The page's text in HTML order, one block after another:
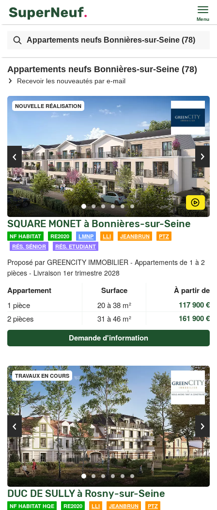
Menu
Appartements neufs Bonnières-sur-Seine (78)
Appartements neufs Bonnières-sur-Seine (78)
Recevoir les nouveautés par e-mail
NOUVELLE RÉALISATION
SQUARE MONET à Bonnières-sur-Seine
NF HABITAT RE2020 LMNP LLI JEANBRUN
PTZ
RÉS. SÉNIOR
RÉS. ETUDIANT
Proposé par GREENCITY IMMOBILIER - Appartements de 1 à 2
pièces - Livraison 1er trimestre 2028
Appartement Surface À partir de
1 pièce 20 à 38 m² 117 900 €
2 pièces 31 à 46 m²
161 900 €
Demande d'information
TRAVAUX EN COURS
DUC DE SULLY à Rosny-sur-Seine
NF HABITAT HQE RE2020 LLI JEANBRUN PTZ